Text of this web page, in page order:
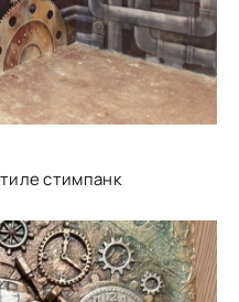
стимпанк